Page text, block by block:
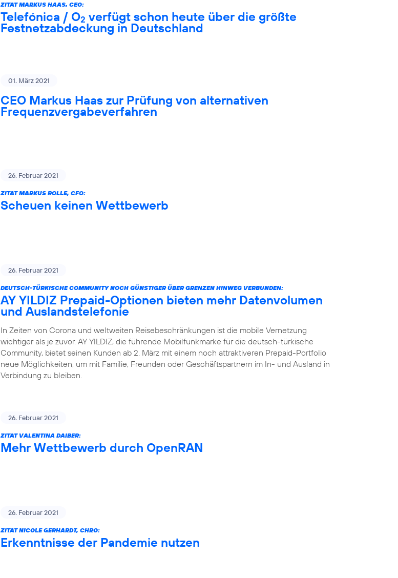
ZITAT MARKUS HAAS, CEO:
Telefónica / O2 verfügt schon heute über die größte
Festnetzabdeckung in Deutschland
01. März 2021
CEO Markus Haas zur Prüfung von alternativen
Frequenzvergabeverfahren
26. Februar 2021
ZITAT MARKUS ROLLE, CFO:
Scheuen keinen Wettbewerb
26. Februar 2021
DEUTSCH-TÜRKISCHE COMMUNITY NOCH GÜNSTIGER ÜBER GRENZEN HINWEG VERBUNDEN:
AY YILDIZ Prepaid-Optionen bieten mehr Datenvolumen
und Auslandstelefonie
In Zeiten von Corona und weltweiten Reisebeschränkungen ist die mobile Vernetzung
wichtiger als je zuvor. AY YILDIZ, die führende Mobilfunkmarke für die deutsch-türkische
Community, bietet seinen Kunden ab 2. März mit einem noch attraktiveren Prepaid-Portfolio
neue Möglichkeiten, um mit Familie, Freunden oder Geschäftspartnern im In- und Ausland in
Verbindung zu bleiben.
26. Februar 2021
ZITAT VALENTINA DAIBER:
Mehr Wettbewerb durch OpenRAN
26. Februar 2021
ZITAT NICOLE GERHARDT, CHRO:
Erkenntnisse der Pandemie nutzen